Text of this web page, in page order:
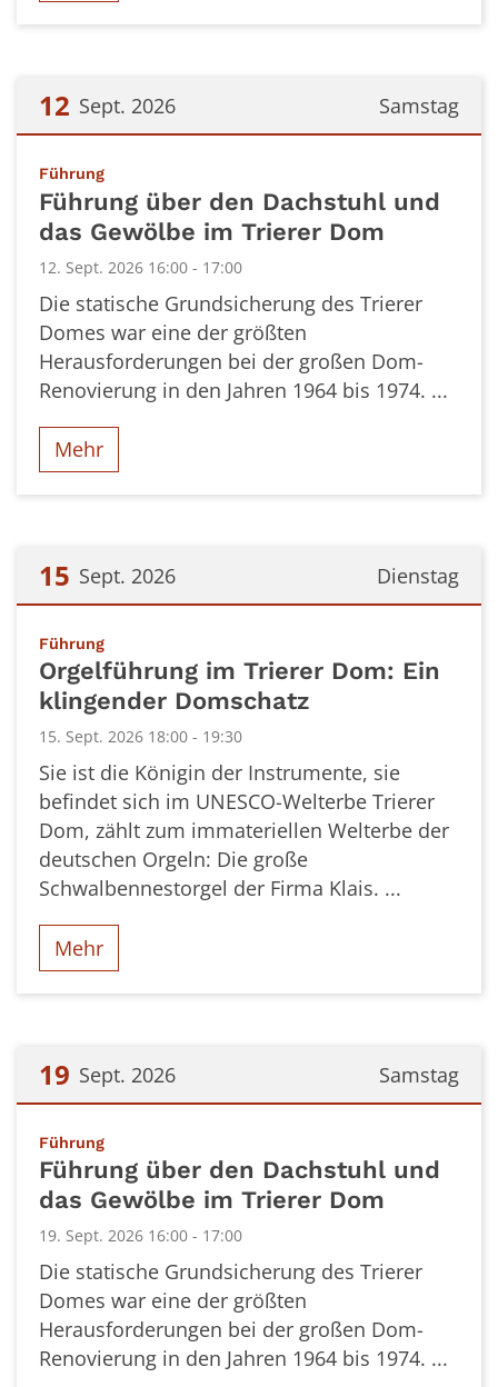
Samstag
12 Sept. 2026
Führung:
Führung über den Dachstuhl und
das Gewölbe im Trierer Dom
12. Sept. 2026 16:00 - 17:00
Die statische Grundsicherung des Trierer
Domes war eine der größten
Herausforderungen bei der großen Dom-
Renovierung in den Jahren 1964 bis 1974. ...
Mehr
Dienstag
15 Sept. 2026
Führung:
Orgelführung im Trierer Dom: Ein
klingender Domschatz
15. Sept. 2026 18:00 - 19:30
Sie ist die Königin der Instrumente, sie
befindet sich im UNESCO-Welterbe Trierer
Dom, zählt zum immateriellen Welterbe der
deutschen Orgeln: Die große
Schwalbennestorgel der Firma Klais. ...
Mehr
Samstag
19 Sept. 2026
Führung:
Führung über den Dachstuhl und
das Gewölbe im Trierer Dom
19. Sept. 2026 16:00 - 17:00
Die statische Grundsicherung des Trierer
Domes war eine der größten
Herausforderungen bei der großen Dom-
Renovierung in den Jahren 1964 bis 1974. ...